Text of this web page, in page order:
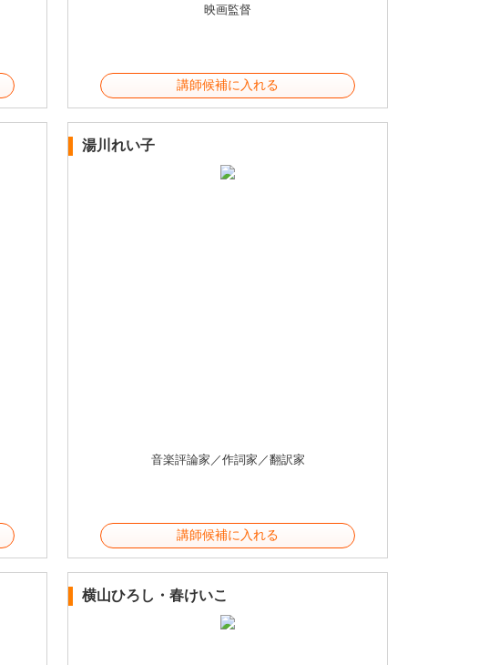
映画監督
講師候補に入れる
湯川れい子
音楽評論家／作詞家／翻訳家
講師候補に入れる
横山ひろし・春けいこ